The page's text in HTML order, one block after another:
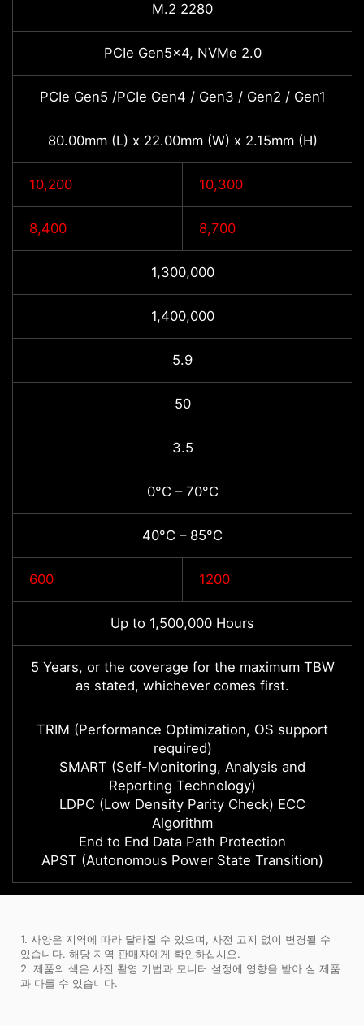
M.2 2280
PCIe Gen5x4, NVMe 2.0
PCIe Gen5 /PCIe Gen4 / Gen3 / Gen2 / Gen1
80.00mm (L) x 22.00mm (W) x 2.15mm (H)
10,200 10,300
8,400 8,700
1,300,000
1,400,000
5.9
50
3.5
0°C – 70°C
40°C – 85°C
600 1200
Up to 1,500,000 Hours
5 Years, or the coverage for the maximum TBW
as stated, whichever comes first.
TRIM (Performance Optimization, OS support
required)
SMART (Self-Monitoring, Analysis and
Reporting Technology)
LDPC (Low Density Parity Check) ECC
Algorithm
End to End Data Path Protection
APST (Autonomous Power State Transition)
1. 사양은 지역에 따라 달라질 수 있으며, 사전 고지 없이 변경될 수
있습니다. 해당 지역 판매자에게 확인하십시오.
2. 제품의 색은 사진 촬영 기법과 모니터 설정에 영향을 받아 실 제품
과 다를 수 있습니다.